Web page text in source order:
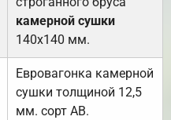
камерной сушки
140х140 мм.
Евровагонка камерной
сушки толщиной 12,5
мм. сорт АВ.